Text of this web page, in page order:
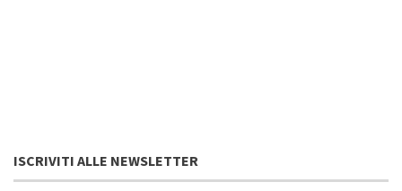
ISCRIVITI ALLE NEWSLETTER